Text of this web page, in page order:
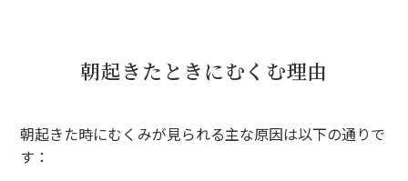
朝起きたときにむくむ理由
朝起きた時にむくみが見られる主な原因は以下の通りで
す：